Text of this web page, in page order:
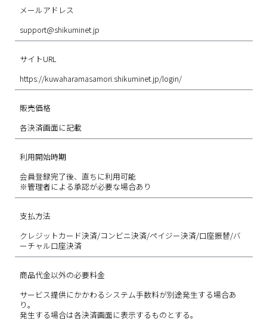
メールアドレス
support@shikuminet.jp
サイトURL
https://kuwaharamasamori.shikuminet.jp/login/
販売価格
各決済画面に記載
利用開始時期
会員登録完了後、直ちに利用可能
※管理者による承認が必要な場合あり
支払方法
クレジットカード決済/コンビニ決済/ペイジー決済/口座振替/バ
ーチャル口座決済
商品代金以外の必要料金
サービス提供にかかわるシステム手数料が別途発生する場合あ
り。
発生する場合は各決済画面に表示するものとする。